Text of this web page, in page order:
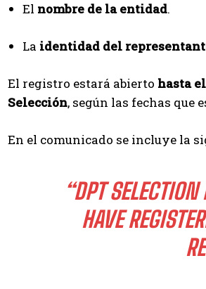
El nombre de la entidad.
La identidad del
El registro estará abierto hasta
Selección, según las fechas que
En el comunicado se incluye la
“DPT
HAVE